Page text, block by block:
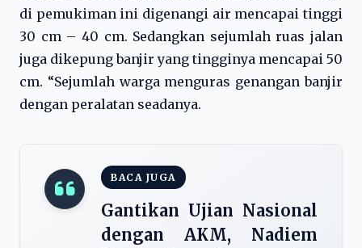
di pemukiman ini digenangi air mencapai tinggi
30 cm – 40 cm. Sedangkan sejumlah ruas jalan
juga dikepung banjir yang tingginya mencapai 50
cm. “Sejumlah warga menguras genangan banjir
dengan peralatan seadanya.
BACA JUGA
Gantikan Ujian Nasional
dengan AKM, Nadiem